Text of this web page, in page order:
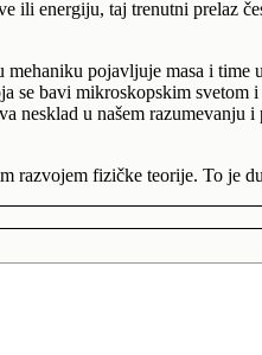
ili energiju, taj trenutni prelaz
pojavljuje masa i
bavi mikroskopskim
nesklad u našem
razvojem fizičke teorije. To je